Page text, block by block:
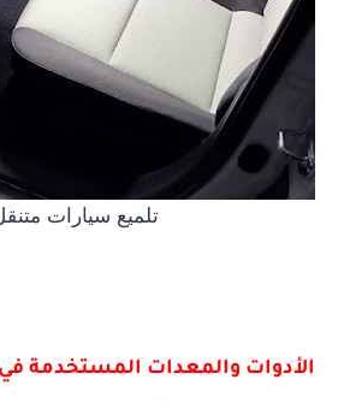
تلميع سيارات
الأدوات والمعدات المستخدمة في